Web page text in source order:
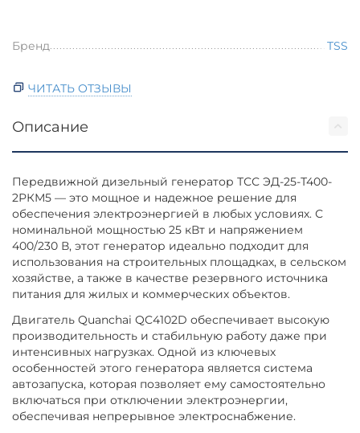
Бренд TSS
ЧИТАТЬ ОТЗЫВЫ
Описание
Передвижной дизельный генератор ТСС ЭД-25-Т400-
2РКМ5 — это мощное и надежное решение для
обеспечения электроэнергией в любых условиях. С
номинальной мощностью 25 кВт и напряжением
400/230 В, этот генератор идеально подходит для
использования на строительных площадках, в сельском
хозяйстве, а также в качестве резервного источника
питания для жилых и коммерческих объектов.
Двигатель Quanchai QC4102D обеспечивает высокую
производительность и стабильную работу даже при
интенсивных нагрузках. Одной из ключевых
особенностей этого генератора является система
автозапуска, которая позволяет ему самостоятельно
включаться при отключении электроэнергии,
обеспечивая непрерывное электроснабжение.